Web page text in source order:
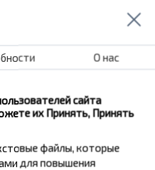
акции, скидки и
новостей и
О нас
сайта
их Принять, Принять
файлы, которые
для повышения